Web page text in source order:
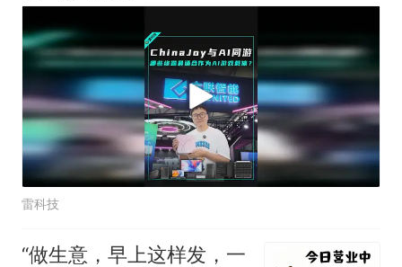
雷科技
“做生意，早上这样发，一